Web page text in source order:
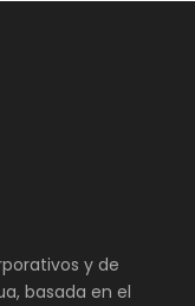
y de
basada en el